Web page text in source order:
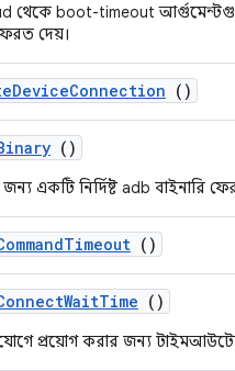
থেকে boot-timeout
দেয়।
DeviceConnection ()
()
একটি নির্দিষ্ট adb বাইনারি
Timeout ()
WaitTime ()
প্রয়োগ করার জন্য